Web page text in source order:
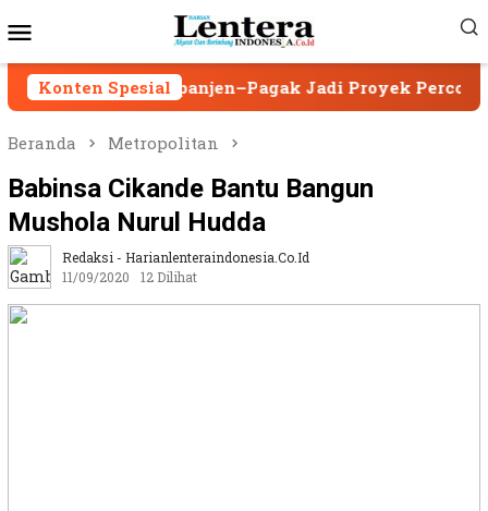
ke
Mobile
Konten Spesial
Kepanjen–Pagak Jadi Proyek Percontohan
Beranda Metropolitan
Babinsa Cikande Bantu Bangun
Mushola Nurul Hudda
Redaksi - Harianlenteraindonesia.co.id
11/09/2020
12 Dilihat